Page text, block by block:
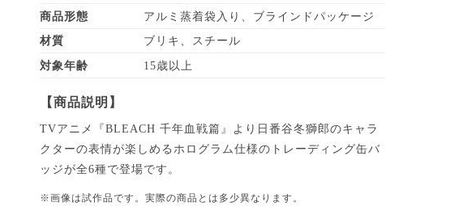
商品形態 アルミ蒸着袋入り、ブラインドパッケージ
材質 ブリキ、スチール
対象年齢 15歳以上
【商品説明】
TVアニメ『BLEACH 千年血戦篇』より日番谷冬獅郎のキャラ
クターの表情が楽しめるホログラム仕様のトレーディング缶バ
ッジが全6種で登場です。
※画像は試作品です。実際の商品とは多少異なります。